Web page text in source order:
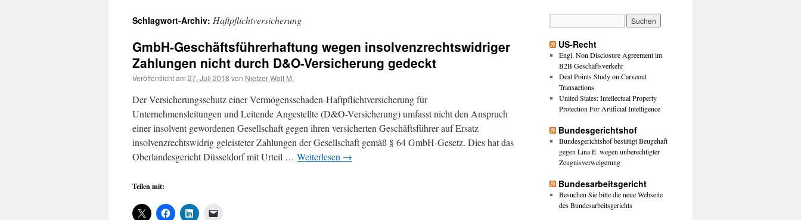
Schlagwort-Archiv: Haftpflichtversicherung
GmbH-Geschäftsführerhaftung wegen insolvenzrechtswidriger
Zahlungen nicht durch D&O-Versicherung gedeckt
Veröffentlicht am 27. Juli 2018 von Nietzer Wolf M.
Der Versicherungsschutz einer Vermögensschaden-Haftpflichtversicherung für
Unternehmensleitungen und Leitende Angestellte (D&O-Versicherung) umfasst nicht den Anspruch
einer insolvent gewordenen Gesellschaft gegen ihren versicherten Geschäftsführer auf Ersatz
insolvenzrechtswidrig geleisteter Zahlungen der Gesellschaft gemäß § 64 GmbH-Gesetz. Dies hat das
Oberlandesgericht Düsseldorf mit Urteil … Weiterlesen →
Teilen mit:
US-Recht
Engl. Non Disclosure Agreement im
B2B Geschäftsverkehr
Deal Points Study on Carveout
Transactions
United States: Intellectual Property
Protection For Artificial Intelligence
Bundesgerichtshof
Bundesgerichtshof bestätigt Beugehaft
gegen Lina E. wegen unberechtigter
Zeugnisverweigerung
Bundesarbeitsgericht
Besuchen Sie bitte die neue Webseite
des Bundesarbeitsgerichts